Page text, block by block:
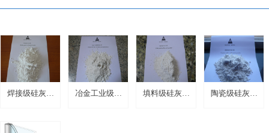
焊接级硅灰石
冶金工业级硅
填料级硅灰石
陶瓷级硅灰石